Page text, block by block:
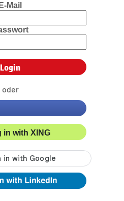
E-Mail
oder
in with XING